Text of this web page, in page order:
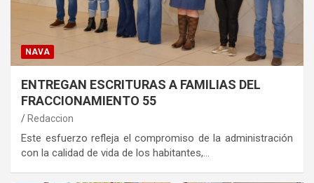
NAVA
ENTREGAN ESCRITURAS A FAMILIAS DEL
FRACCIONAMIENTO 55
Redaccion
Este esfuerzo refleja el compromiso de la administración
con la calidad de vida de los habitantes,…